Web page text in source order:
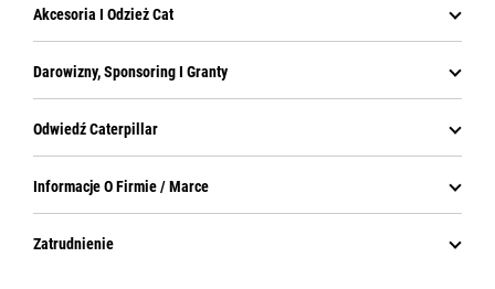
Akcesoria I Odzież Cat
Darowizny, Sponsoring I Granty
Odwiedź Caterpillar
Informacje O Firmie / Marce
Zatrudnienie